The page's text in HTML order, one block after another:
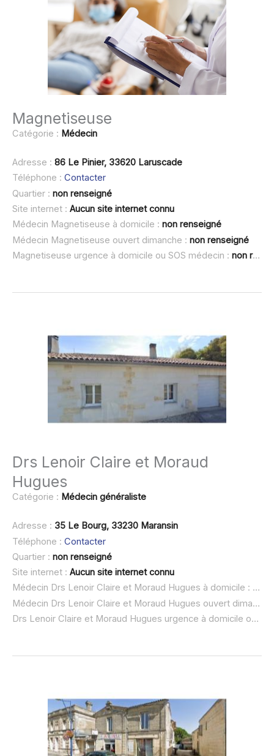
Magnetiseuse
Catégorie : Médecin
Adresse : 86 Le Pinier, 33620 Laruscade
Téléphone : Contacter
Quartier : non renseigné
Site internet : Aucun site internet connu
Médecin Magnetiseuse à domicile : non renseigné
Médecin Magnetiseuse ouvert dimanche : non renseigné
Magnetiseuse urgence à domicile ou SOS médecin : non renseigné
Drs Lenoir Claire et Moraud
Hugues
Catégorie : Médecin généraliste
Adresse : 35 Le Bourg, 33230 Maransin
Téléphone : Contacter
Quartier : non renseigné
Site internet : Aucun site internet connu
Médecin Drs Lenoir Claire et Moraud Hugues à domicile :
non
Médecin Drs Lenoir Claire et Moraud Hugues ouvert dimanche :
Drs Lenoir Claire et Moraud Hugues urgence à domicile ou SOS médecin :